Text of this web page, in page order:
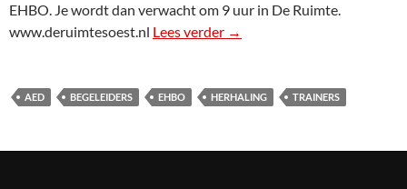
EHBO. Je wordt dan verwacht om 9 uur in De Ruimte.
www.deruimtesoest.nl Lees verder EHBO training
→
AED BEGELEIDERS EHBO HERHALING TRAINERS